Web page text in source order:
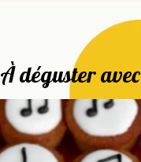
À déguster avec